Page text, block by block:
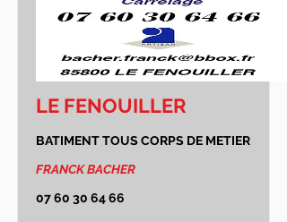
LE FENOUILLER
BATIMENT TOUS CORPS DE METIER
FRANCK BACHER
07 60 30 64 66